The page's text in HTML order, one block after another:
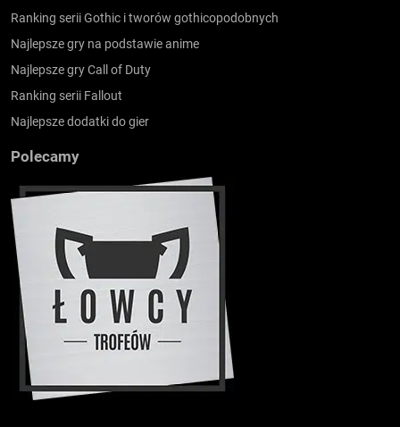
Ranking serii Gothic i tworów gothicopodobnych
Najlepsze gry na podstawie anime
Najlepsze gry Call of Duty
Ranking serii Fallout
Najlepsze dodatki do gier
Polecamy